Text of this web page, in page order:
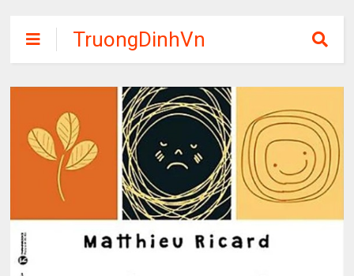
TruongDinhVn
Chia sẽ ebook,
các khóa học,
phần mềm học
tập miễn phí